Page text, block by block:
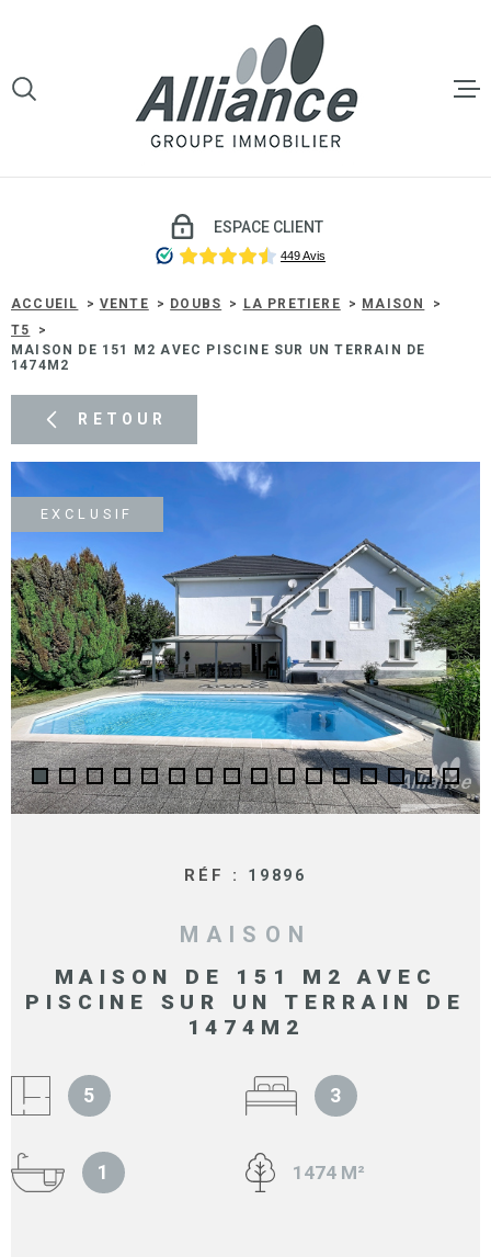
recherche
principal
NOS
VENDUS
NOS
ESPACE CLIENT
ACCUEIL VENTE DOUBS LA PRETIERE
MAISON
T5
MAISON DE 151 M2 AVEC PISCINE SUR UN TERRAIN DE
1474M2
RETOUR
EXCLUSIF
RÉF : 19896
MAISON
MAISON DE 151 M2 AVEC
PISCINE SUR UN TERRAIN DE
1474M2
5 3
1 1474 M²
VOTRE
RECHERCHE
TYPE
BIEN
Surface
SURFACE
PIÈCES
RÉFÉRENCE
RECHERCHER